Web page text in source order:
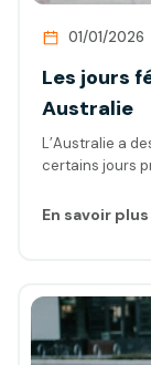
01/01/2026
Les jours
Australie
L’Australie a
certains jours
dont vous avez
En savoir plus